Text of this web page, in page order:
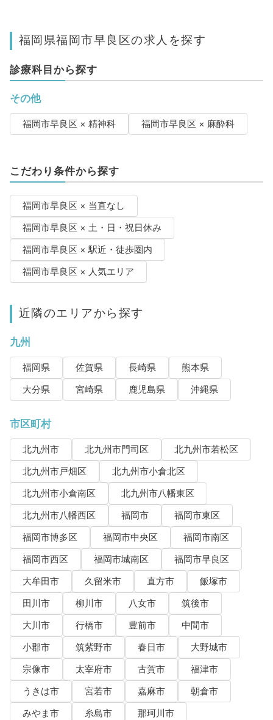
福岡県福岡市早良区の求人を探す
診療科目から探す
その他
福岡市早良区 × 精神科 福岡市早良区 × 麻酔科
こだわり条件から探す
福岡市早良区 × 当直なし
福岡市早良区 × 土・日・祝日休み
福岡市早良区 × 駅近・徒歩圏内
福岡市早良区 × 人気エリア
近隣のエリアから探す
九州
福岡県 佐賀県 長崎県
熊本県
大分県
宮崎県 鹿児島県 沖縄県
市区町村
北九州市 北九州市門司区
北九州市若松区
北九州市戸畑区
北九州市小倉北区
北九州市小倉南区
北九州市八幡東区
北九州市八幡西区
福岡市
福岡市東区
福岡市博多区
福岡市中央区
福岡市南区
福岡市西区
福岡市城南区
福岡市早良区
大牟田市
久留米市 直方市
飯塚市
田川市
柳川市 八女市
筑後市
大川市
行橋市 豊前市
中間市
小郡市
筑紫野市 春日市
大野城市
宗像市
太宰府市 古賀市
福津市
うきは市
宮若市 嘉麻市
朝倉市
みやま市
糸島市
那珂川市